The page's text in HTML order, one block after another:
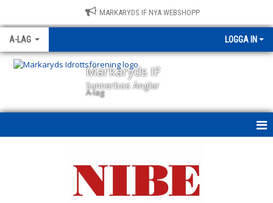
MARKARYDS IF NYA WEBSHOPP
A-LAG LOGGA IN
Markaryds IF
Sunnerbos Änglar
A-lag